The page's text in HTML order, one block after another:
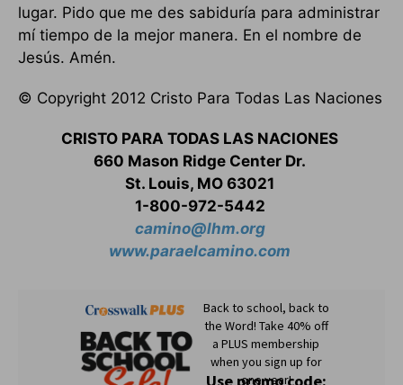
lugar. Pido que me des sabiduría para administrar
mí tiempo de la mejor manera. En el nombre de
Jesús. Amén.
© Copyright 2012 Cristo Para Todas Las Naciones
CRISTO PARA TODAS LAS NACIONES
660 Mason Ridge Center Dr.
St. Louis, MO 63021
1-800-972-5442
camino@lhm.org
www.paraelcamino.com